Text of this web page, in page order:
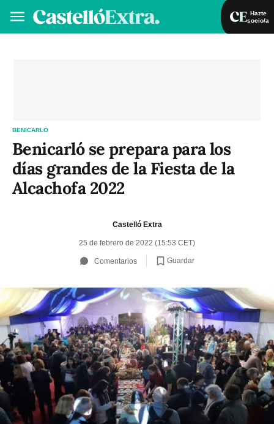
Hazte
socio/a
BENICARLÓ
Benicarló se prepara para los
días grandes de la Fiesta de la
Alcachofa 2022
Castelló Extra
25 de febrero de 2022 (15:53 CET)
Comentarios Guardar